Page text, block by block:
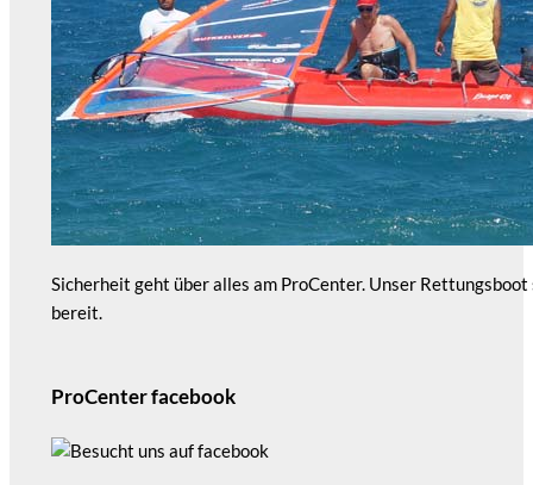
Sicherheit geht über alles am ProCenter. Unser
bereit.
ProCenter facebook